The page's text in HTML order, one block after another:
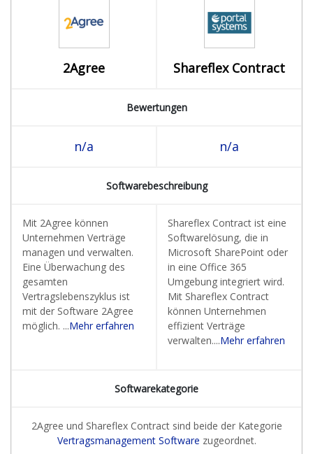
2Agree Shareflex Contract
Bewertungen
n/a n/a
Softwarebeschreibung
Mit 2Agree können
Unternehmen Verträge
managen und verwalten.
Eine Überwachung des
gesamten
Vertragslebenszyklus ist
mit der Software 2Agree
möglich. ...Mehr erfahren
Shareflex Contract ist eine
Softwarelösung, die in
Microsoft SharePoint oder
in eine Office 365
Umgebung integriert wird.
Mit Shareflex Contract
können Unternehmen
effizient Verträge
verwalten....Mehr erfahren
Softwarekategorie
2Agree und Shareflex Contract sind beide der Kategorie
Vertragsmanagement Software zugeordnet.